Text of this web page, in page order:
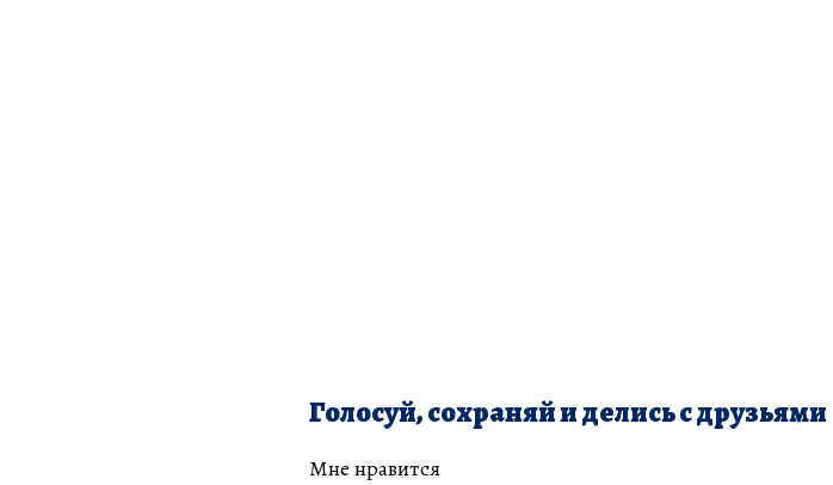
Голосуй, сохраняй и делись с друзьями
Мне нравится